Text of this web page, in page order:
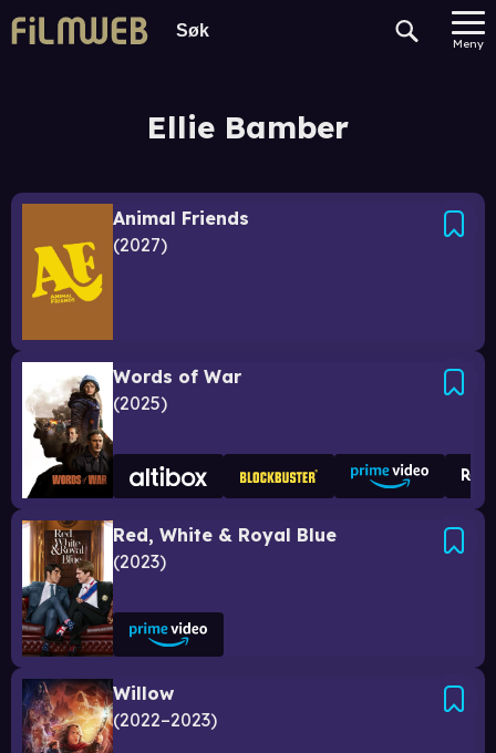
Meny
Ellie Bamber
Animal Friends
2027
Words of War
2025
Red, White & Royal Blue
2023
Willow
2022–2023